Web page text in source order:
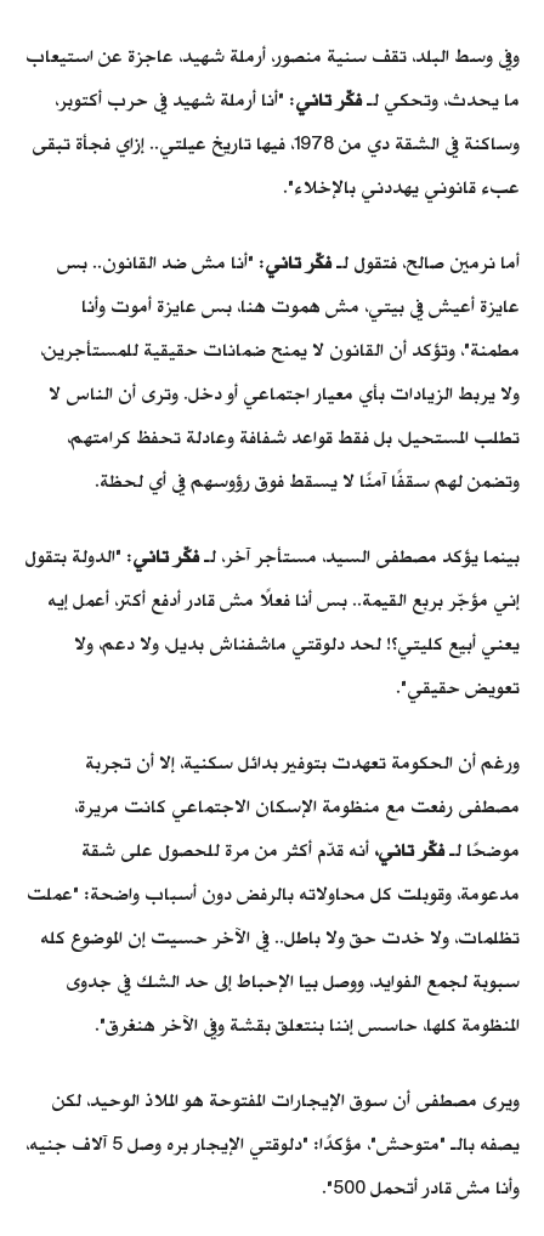
وفي وسط البلد، تقف سنية منصور، أرملة شهيد، عاجزة عن استيعاب
ما يحدث، وتحكي لـفكّر تاني: "أنا أرملة شهيد في حرب أكتوبر،
وساكنة في الشقة دي من 1978، فيها تاريخ عيلتي.. إزاي فجأة تبقى
عبء قانوني يهددني بالإخلاء".
أما نرمين صالح، فتقول لـفكّر تاني: "أنا مش ضد القانون.. بس
عايزة أعيش في بيتي، مش هموت هنا، بس عايزة أموت وأنا
مطمنة"، وتؤكد أن القانون لا يمنح ضمانات حقيقية للمستأجرين،
ولا يربط الزيادات بأي معيار اجتماعي أو دخل. وترى أن الناس لا
تطلب المستحيل، بل فقط قواعد شفافة وعادلة تحفظ كرامتهم،
وتضمن لهم سقفًا آمنًا لا يسقط فوق رؤوسهم في أي لحظة.
بينما يؤكد مصطفى السيد، مستأجر آخر، لـفكّر تاني: "الدولة بتقول
إني مؤجّر بربع القيمة.. بس أنا فعلًا مش قادر أدفع أكتر، أعمل إيه
يعني أبيع كليتي؟! لحد دلوقتي ماشفناش بديل، ولا دعم، ولا
تعويض حقيقي".
ورغم أن الحكومة تعهدت بتوفير بدائل سكنية، إلا أن تجربة
مصطفى رفعت مع منظومة الإسكان الاجتماعي كانت مريرة،
موضحًا لـفكّر تاني، أنه قدّم أكثر من مرة للحصول على شقة
مدعومة، وقوبلت كل محاولاته بالرفض دون أسباب واضحة: "عملت
تظلمات، ولا خدت حق ولا باطل.. في الآخر حسيت إن الموضوع كله
سبوبة لجمع الفوايد، ووصل بيا الإحباط إلى حد الشك في جدوى
المنظومة كلها، حاسس إننا بنتعلق بقشة وفي الآخر هنغرق".
ويرى مصطفى أن سوق الإيجارات المفتوحة هو الملاذ الوحيد، لكن
يصفه بالـ
"متوحش"، مؤكدًا: "دلوقتي الإيجار بره وصل 5 آلاف جنيه،
وأنا مش قادر أتحمل 500".